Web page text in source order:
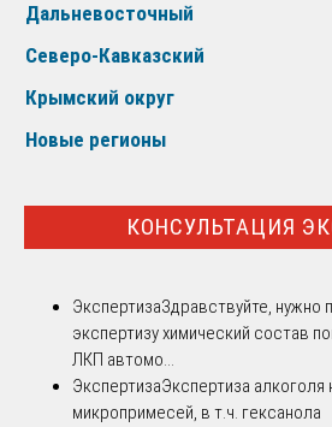
Дальневосточный
Северо-Кавказский
Крымский округ
Новые регионы
КОНСУЛЬТАЦИЯ
ЭкспертизаЗдравствуйте, нужно
экспертизу химический состав
ЛКП автомо...
ЭкспертизаЭкспертиза
микропримесей, в т.ч. гексанола